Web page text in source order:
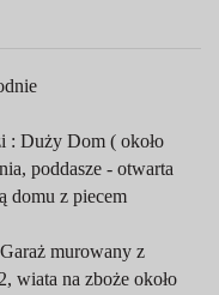
: Duży Dom ( około
poddasze - otwarta
domu z piecem
murowany z
wiata na zboże około